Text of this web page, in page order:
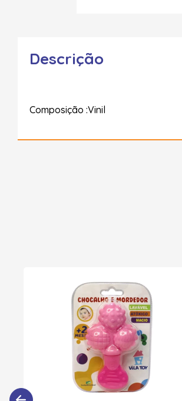
Descrição
Composição :Vinil